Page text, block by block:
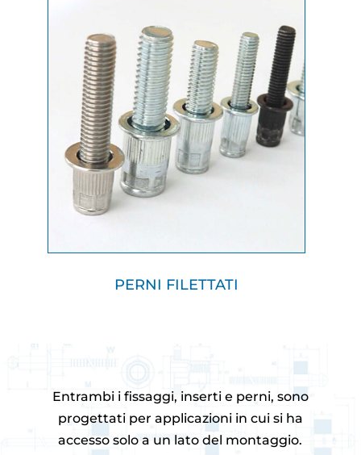
PERNI FILETTATI
Entrambi i fissaggi, inserti e perni, sono
progettati per applicazioni in cui si ha
accesso solo a un lato del montaggio.